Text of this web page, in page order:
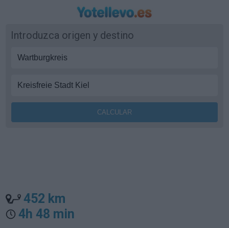
Introduzca origen y destino
452 km
4h 48 min